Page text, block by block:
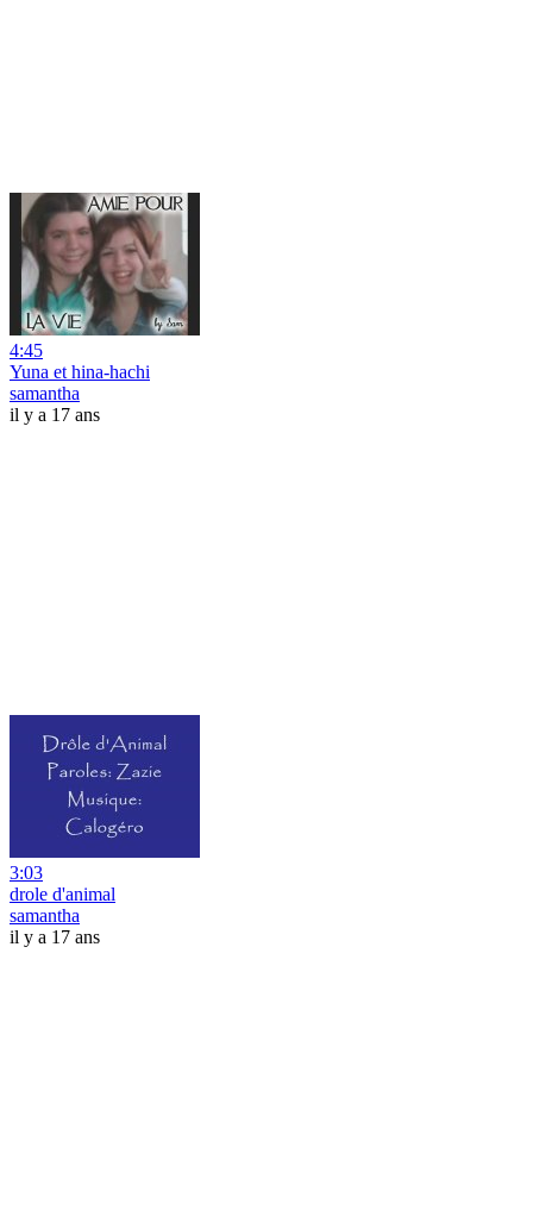
4:45
Yuna et hina-hachi
samantha
il y a 17 ans
3:03
drole d'animal
samantha
il y a 17 ans